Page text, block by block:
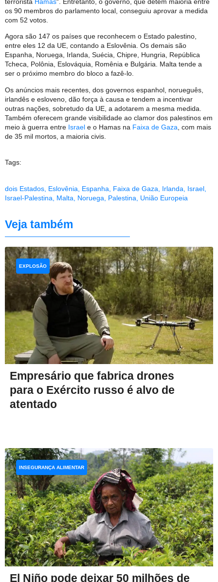
os 90 membros do parlamento local, conseguiu aprovar a medida
com 52 votos.
Agora são 147 os países que reconhecem o Estado palestino,
entre eles 12 da UE, contando a Eslovênia. Os demais são
Espanha, Noruega, Irlanda, Suécia, Chipre, Hungria, República
Tcheca, Polônia, Eslováquia, Romênia e Bulgária. Malta tende a
ser o próximo membro do bloco a fazê-lo.
Os anúncios mais recentes, dos governos espanhol, norueguês,
irlandês e esloveno, dão força à causa e tendem a incentivar
outras nações, sobretudo da UE, a adotarem a mesma medida.
Também oferecem grande visibilidade ao clamor dos palestinos em
meio à guerra entre Israel e o Hamas na Faixa de Gaza , com mais
de 35 mil mortos, a maioria civis.
Tags:
dois Estados Eslovênia Espanha Faixa de Gaza Irlanda Israel
Israel-Palestina
Malta Noruega Palestina União Europeia
Veja também
Empresário que fabrica drones
para o Exército russo é alvo de
atentado
EXPLOSÃO
El Niño pode deixar 50 milhões de
INSEGURANÇA ALIMENTAR